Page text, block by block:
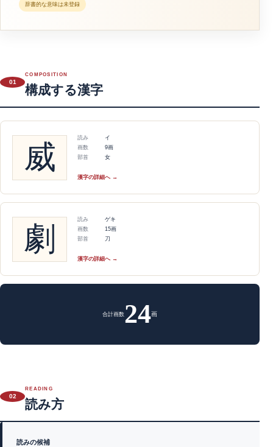
辞書的な意味は未登録
01
COMPOSITION
構成する漢字
威
読み
イ
画数
9画
部首
女
漢字の詳細へ →
劇
読み
ゲキ
画数
15画
部首
刀
漢字の詳細へ →
合計画数24画
02
READING
読み方
読みの候補